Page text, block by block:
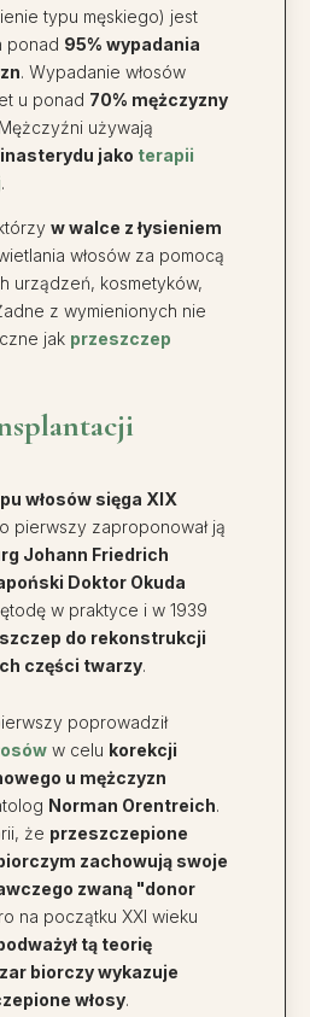
typu męskiego) jest
ponad 95% wypadania
. Wypadanie włosów
u ponad 70% mężczyzny
używają
jako terapii
.
w walce z łysieniem
włosów za pomocą
urządzeń, kosmetyków,
z wymienionych nie
jak przeszczep
włosów sięga XIX
pierwszy zaproponował ją
Johann Friedrich
Doktor Okuda
w praktyce i w 1939
do rekonstrukcji
części twarzy.
poprowadził
w celu korekcji
u mężczyzn
Norman Orentreich.
że przeszczepione
zachowują swoje
zwaną "donor
na początku XXI wieku
tą teorię
biorczy wykazuje
włosy.